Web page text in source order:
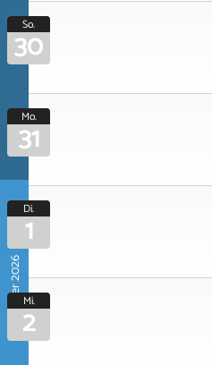
So.
30
Mo.
31
September 2026
Di.
1
Mi.
2